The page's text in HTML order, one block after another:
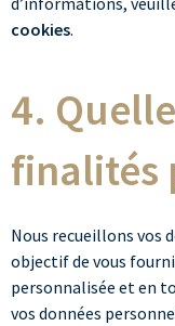
cookies.
4.
finalités
Nous recueillons vos
objectif de vous
personnalisée et en
vos données